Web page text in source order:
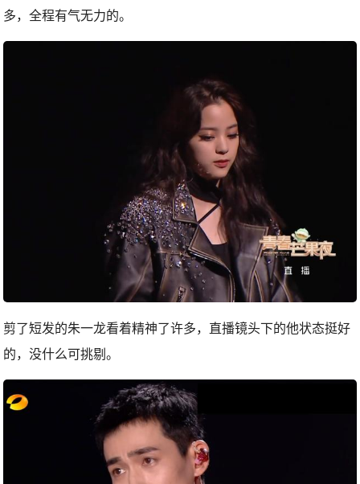
多，全程有气无力的。
剪了短发的朱一龙看着精神了许多，直播镜头下的他状态挺好
的，没什么可挑剔。